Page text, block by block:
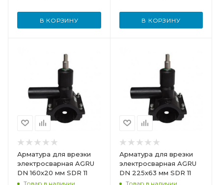
В КОРЗИНУ В КОРЗИНУ
Арматура для врезки
электросварная AGRU
DN 160х20 мм SDR 11
Товар в наличии
Арматура для врезки
электросварная AGRU
DN 225х63 мм SDR 11
Товар в наличии